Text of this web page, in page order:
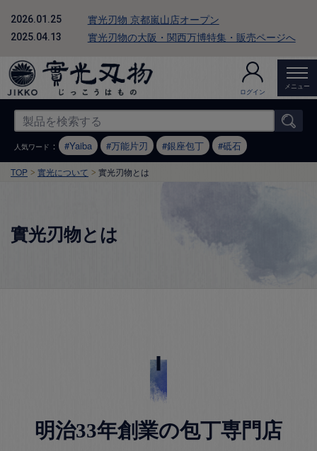
2026.01.25 實光刃物 京都嵐山店オープン
2025.04.13 實光刃物の大阪・関西万博特集・販売ページへ
ログイン
メニュー
人気ワード ： Yaiba 万能片刃 銀座包丁 砥石
TOP 實光について 實光刃物とは
實光刃物とは
明治33年創業の包丁専門店